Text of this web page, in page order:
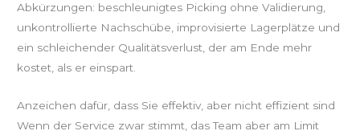
Abkürzungen: beschleunigtes Picking ohne Validierung,
unkontrollierte Nachschübe, improvisierte Lagerplätze und
ein schleichender Qualitätsverlust, der am Ende mehr
kostet, als er einspart.
Anzeichen dafür, dass Sie effektiv, aber nicht effizient sind
Wenn der Service zwar stimmt, das Team aber am Limit